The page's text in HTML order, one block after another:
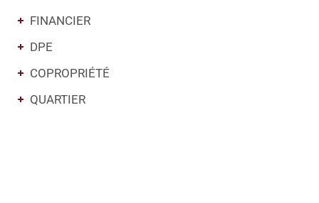
FINANCIER
DPE
COPROPRIÉTÉ
QUARTIER